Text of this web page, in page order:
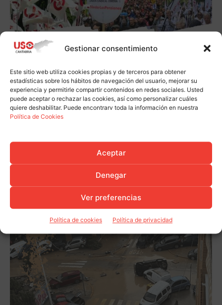
Gestionar consentimiento
Este sitio web utiliza cookies propias y de terceros para obtener
estadísticas sobre los hábitos de navegación del usuario, mejorar su
experiencia y permitirle compartir contenidos en redes sociales. Usted
puede aceptar o rechazar las cookies, así como personalizar cuáles
quiere deshabilitar. Puede encontrarv toda la información en nuestra
Política de Cookies
Aceptar
Denegar
Ver preferencias
Política de cookies Política de privacidad